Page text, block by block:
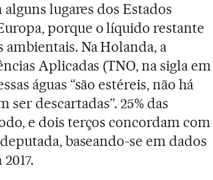
lugares dos Estados
porque o líquido restante
Na Holanda, a
Aplicadas (TNO, na sigla em
águas “são estéreis, não há
descartadas”. 25% das
e dois terços concordam com
baseando-se em dados